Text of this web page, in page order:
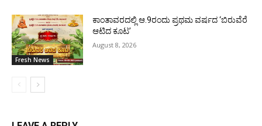
Fresh News
ಕಾಂತಾವರದಲ್ಲಿ ಆ.9ರಂದು ಪ್ರಥಮ ವರ್ಷದ ‘ಬಿರುವೆರೆ
ಆಟಿದ ಕೂಟ’
August 8, 2026